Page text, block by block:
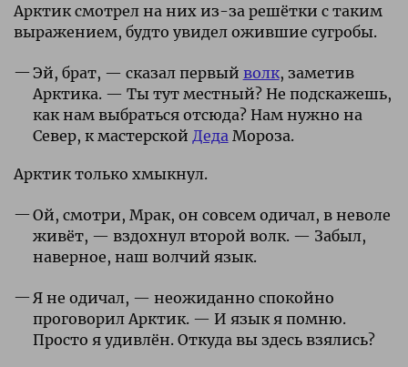
Арктик смотрел на них из-за решётки с таким
выражением, будто увидел ожившие сугробы.
Эй, брат, — сказал первый волк, заметив
Арктика. — Ты тут местный? Не подскажешь,
как нам выбраться отсюда? Нам нужно на
Север, к мастерской Деда Мороза.
Арктик только хмыкнул.
Ой, смотри, Мрак, он совсем одичал, в неволе
живёт, — вздохнул второй волк. — Забыл,
наверное, наш волчий язык.
Я не одичал, — неожиданно спокойно
проговорил Арктик. — И язык я помню.
Просто я удивлён. Откуда вы здесь взялись?